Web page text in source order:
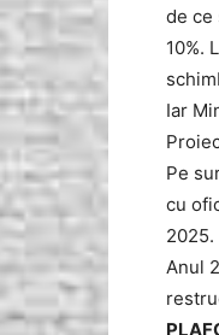
de ce
10%.
Iar
Pe
cu
2025.
Anul